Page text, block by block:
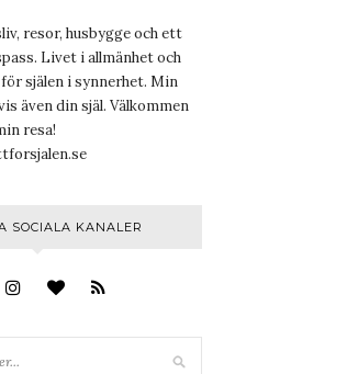
resor, husbygge och ett
Livet i allmänhet och
själen i synnerhet. Min
även din själ. Välkommen
resa!
SOCIALA KANALER